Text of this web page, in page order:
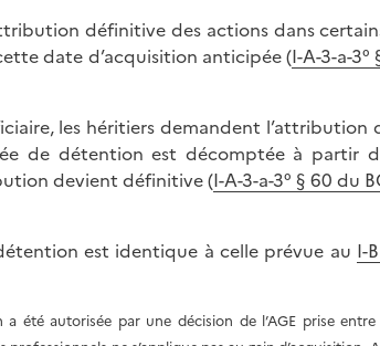
définitive des actions dans
date d’acquisition anticipée (I-A-3-a-3°
les héritiers demandent l’attribution
de détention est décomptée à partir
devient définitive (I-A-3-a-3° § 60 du
est identique à celle prévue au I-
été autorisée par une décision de l’AGE prise